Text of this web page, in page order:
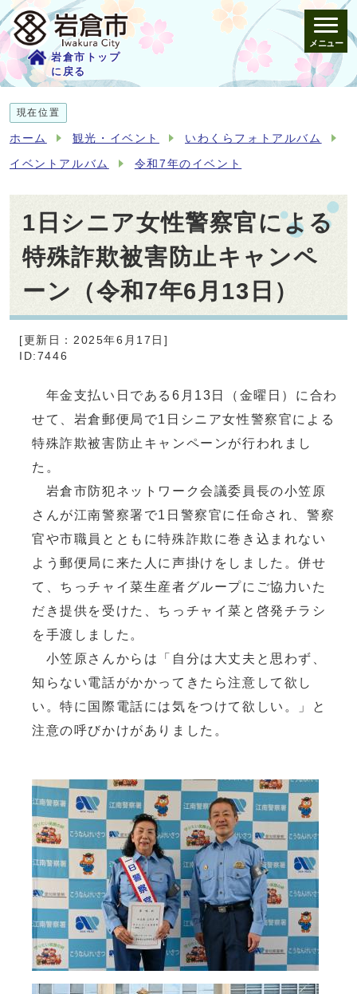
岩倉市トップ
に戻る
メニュー
現在位置
ホーム 観光・イベント いわくらフォトアルバム
イベントアルバム 令和7年のイベント
1日シニア女性警察官による
特殊詐欺被害防止キャンペ
ーン（令和7年6月13日）
[更新日：2025年6月17日]
ID:7446
年金支払い日である6月13日（金曜日）に合わ
せて、岩倉郵便局で1日シニア女性警察官による
特殊詐欺被害防止キャンペーンが行われまし
た。
岩倉市防犯ネットワーク会議委員長の小笠原
さんが江南警察署で1日警察官に任命され、警察
官や市職員とともに特殊詐欺に巻き込まれない
よう郵便局に来た人に声掛けをしました。併せ
て、ちっチャイ菜生産者グループにご協力いた
だき提供を受けた、ちっチャイ菜と啓発チラシ
を手渡しました。
小笠原さんからは「自分は大丈夫と思わず、
知らない電話がかかってきたら注意して欲し
い。特に国際電話には気をつけて欲しい。」と
注意の呼びかけがありました。